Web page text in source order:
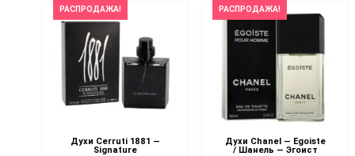
РАСПРОДАЖА!
Духи Cerruti 1881 —
Signature
РАСПРОДАЖА!
Духи Chanel — Egoiste
/ Шанель — Эгоист